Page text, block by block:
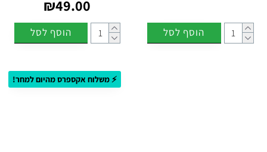
הוסף לסל
₪49.00
הוסף לסל
⚡ משלוח אקספרס מהיום למחר!